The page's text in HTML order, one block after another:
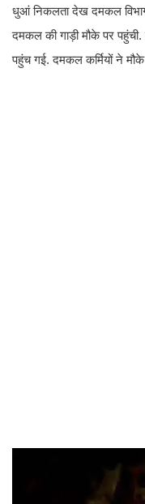
धुआं निकलता देख दमकल
दमकल की गाड़ी मौके पर
पहुंच गई. दमकल कर्मियों ने